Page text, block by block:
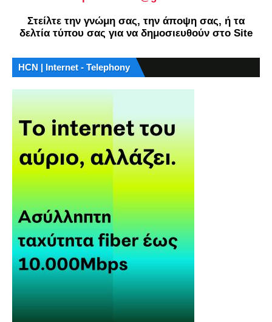
Στείλτε την γνώμη σας, την άποψη σας, ή τα
δελτία τύπου σας για να δημοσιευθούν στο Site
HCN | Internet - Telephony